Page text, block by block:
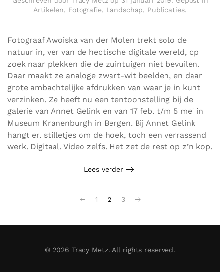
Artikelen, Fotografie, Landschap, Publicaties.
Fotograaf Awoiska van der Molen trekt solo de
natuur in, ver van de hectische digitale wereld, op
zoek naar plekken die de zuintuigen niet bevuilen.
Daar maakt ze analoge zwart-wit beelden, en daar
grote ambachtelijke afdrukken van waar je in kunt
verzinken. Ze heeft nu een tentoonstelling bij de
galerie van Annet Gelink en van 17 feb. t/m 5 mei in
Museum Kranenburgh in Bergen. Bij Annet Gelink
hangt er, stilletjes om de hoek, toch een verrassend
werk. Digitaal. Video zelfs. Het zet de rest op z’n kop.
Lees verder
1 2 3
© 2026 Tracy Metz. All rights reserved.